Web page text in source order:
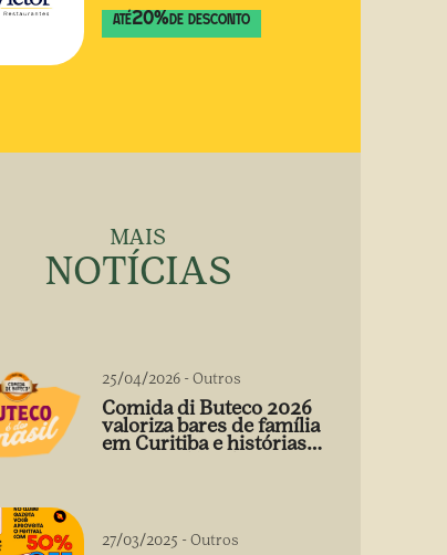
ATÉ20%DE DESCONTO
MAIS
NOTÍCIAS
25/04/2026 -Outros
Comida di Buteco 2026
valoriza bares de família
em Curitiba e histórias
27/03/2025 -Outros